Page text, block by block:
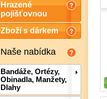
Hrazené
pojišťovnou
Zboží s dárkem
Naše nabídka
Bandáže, Ortézy,
Obinadla, Manžety,
Dlahy
Detail